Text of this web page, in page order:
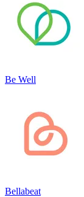
Be Well
Bellabeat